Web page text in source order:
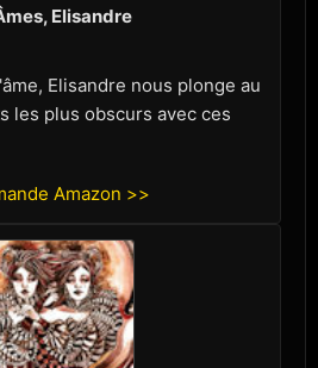
Elisandre
Elisandre nous plonge au
les plus obscurs avec ces
Amazon >>